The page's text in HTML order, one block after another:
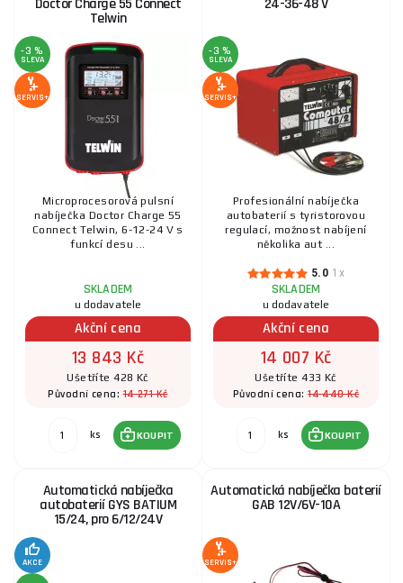
Doctor Charge 55 Connect
Telwin
-3 %
SLEVA
SERVIS+
Microprocesorová pulsní
nabíječka Doctor Charge 55
Connect Telwin, 6-12-24 V s
funkcí desu ...
SKLADEM
u dodavatele
Akční cena
13 843 Kč
Ušetříte 428 Kč
Původní cena:14 271 Kč
ks KOUPIT
24-36-48 V
-3 %
SLEVA
SERVIS+
Profesionální nabíječka
autobaterií s tyristorovou
regulací, možnost nabíjení
několika aut ...
5.0 1x
SKLADEM
u dodavatele
Akční cena
14 007 Kč
Ušetříte 433 Kč
Původní cena:14 440 Kč
ks KOUPIT
Automatická nabíječka
autobaterií GYS BATIUM
15/24, pro 6/12/24V
AKCE
Automatická nabíječka baterií
GAB 12V/6V-10A
SERVIS+